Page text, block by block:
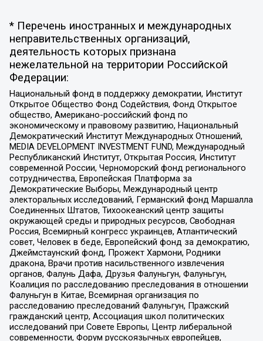
* Перечень иностранных и международных
неправительственных организаций,
деятельность которых признана
нежелательной на территории Российской
Федерации:
Национальный фонд в поддержку демократии, Институт
Открытое Общество Фонд Содействия, Фонд Открытое
общество, Американо-российский фонд по
экономическому и правовому развитию, Национальный
Демократический Институт Международных Отношений,
MEDIA DEVELOPMENT INVESTMENT FUND, Международный
Республиканский Институт, Открытая Россия, Институт
современной России, Черноморский фонд регионального
сотрудничества, Европейская Платформа за
Демократические Выборы, Международный центр
электоральных исследований, Германский фонд Маршалла
Соединенных Штатов, Тихоокеанский центр защиты
окружающей среды и природных ресурсов, Свободная
Россия, Всемирный конгресс украинцев, Атлантический
совет, Человек в беде, Европейский фонд за демократию,
Джеймстаунский фонд, Прожект Хармони, Родники
дракона, Врачи против насильственного извлечения
органов, Фалунь Дафа, Друзья Фалуньгун, Фалуньгун,
Коалиция по расследованию преследования в отношении
Фалуньгун в Китае, Всемирная организация по
расследованию преследований Фалуньгун, Пражский
гражданский центр, Ассоциация школ политических
исследований при Совете Европы, Центр либеральной
современности, Форум русскоязычных европейцев,